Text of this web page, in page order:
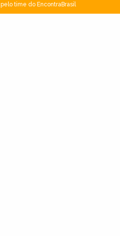
pelo time do EncontraBrasil